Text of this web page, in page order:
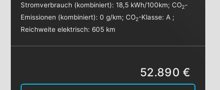
Stromverbrauch (kombiniert):18,5 kWh/100km;CO2-
Emissionen (kombiniert):0 g/km;CO2-Klasse: A ;
Reichweite elektrisch: 605 km
52.890 €